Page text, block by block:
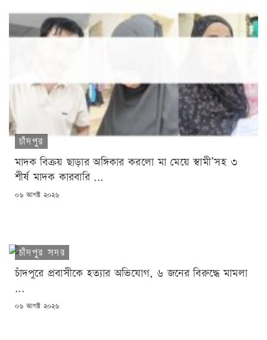
চাঁদপুর
মাদক বিক্রয় ছাড়ার অঙ্গিকার করলো মা মেয়ে স্বামী’সহ ৩
শীর্ষ মাদক কারবারি ...
POSTED
০৬ আগষ্ট ২০২৬
চাঁদপুর সদর
চাঁদপুরে প্রবাসীকে হত্যার অভিযোগ, ৬ জনের বিরুদ্ধে মামলা
...
POSTED
০৬ আগষ্ট ২০২৬